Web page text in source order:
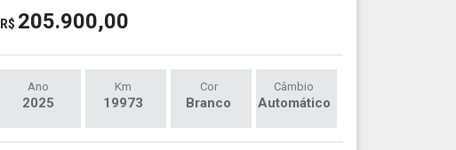
R$ 205.900,00
Ano
2025
Km
19973
Cor
Branco
Câmbio
Automático